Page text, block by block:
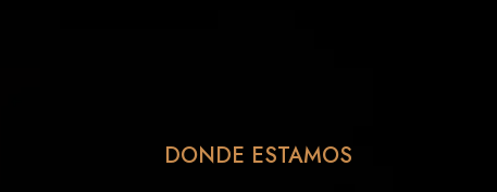
DONDE ESTAMOS